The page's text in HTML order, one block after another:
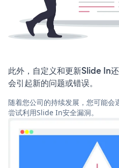
此外，自定义和更新Slide In
会引起新的问题或错误。
随着您公司的持续发展，您可能会
尝试利用Slide In安全漏洞。